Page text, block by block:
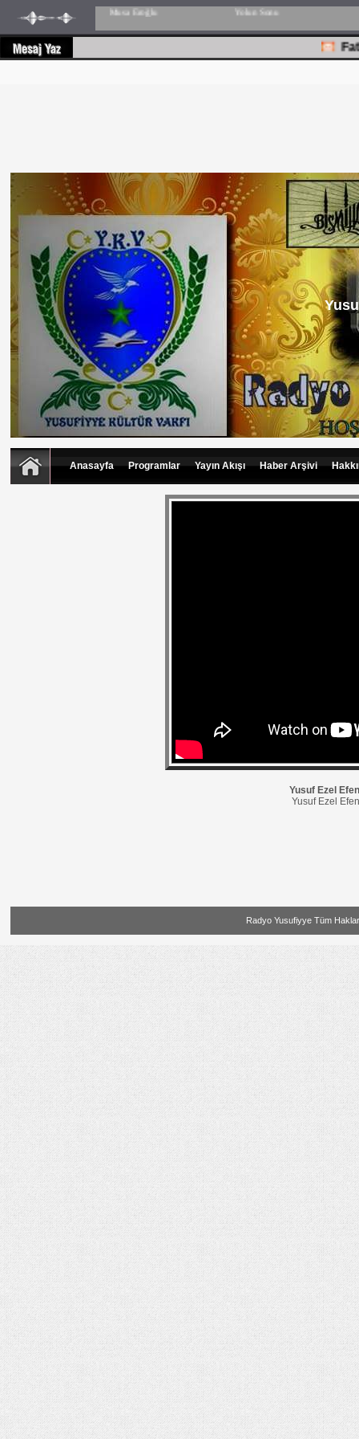
Fatih
Anasayfa Programlar Yayın Akışı Haber Arşivi
Yusuf Ezel
Yusuf Ezel
Radyo Yusufiyye Tüm